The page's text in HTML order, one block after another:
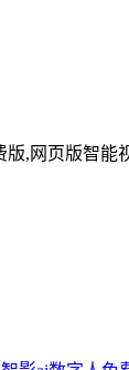
版,网页版智能